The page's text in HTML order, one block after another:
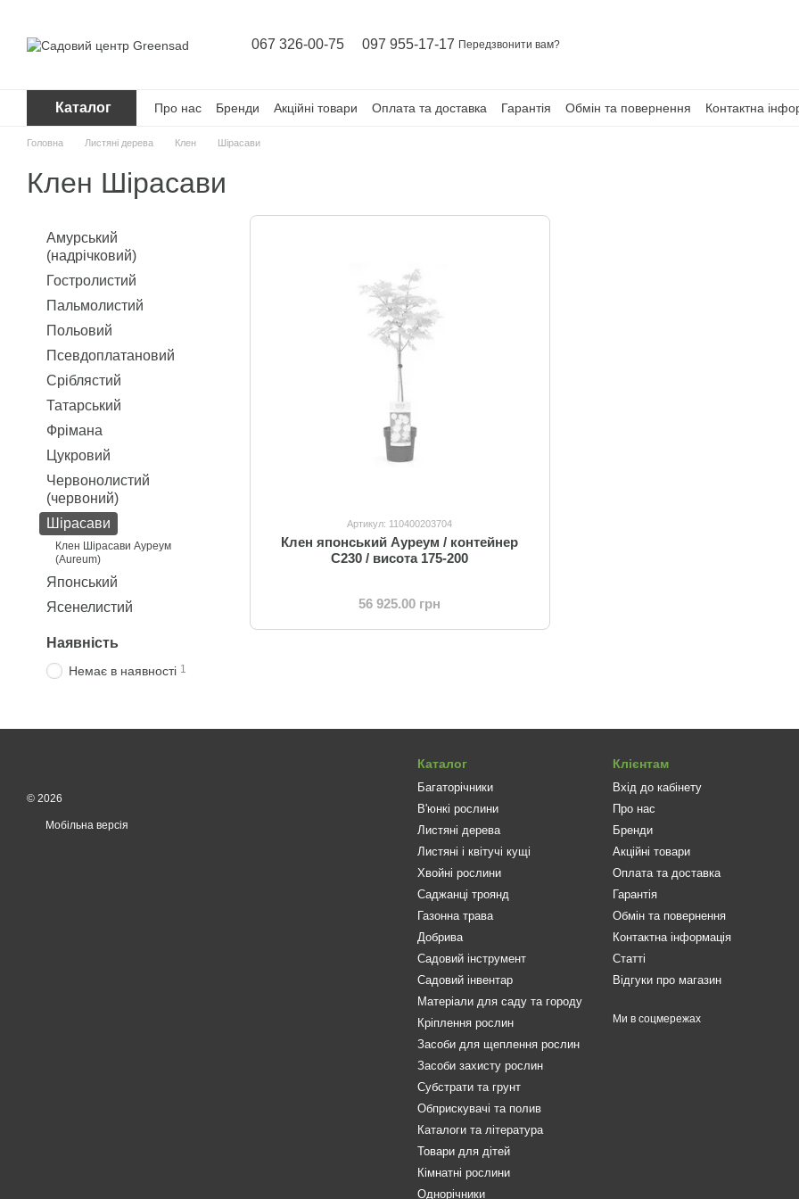
067 326-00-75 097 955-17-17 Передзвонити вам?
Каталог Про нас Бренди Акційні товари Оплата та доставка Гарантія Обмін та повернення Контактна
Головна Листяні дерева Клен Шірасави
Клен Шірасави
Артикул: 110400203704
Клен японський Ауреум / контейнер
C230 / висота 175-200
56 925.00 грн
Амурський
(надрічковий)
Гостролистий
Пальмолистий
Польовий
Псевдоплатановий
Сріблястий
Татарський
Фрімана
Цукровий
Червонолистий
(червоний)
Шірасави
Клен Шірасави Ауреум
(Aureum)
Японський
Ясенелистий
Наявність
Немає в наявності 1
© 2026
Мобільна версія
Каталог
Багаторічники
В'юнкі рослини
Листяні дерева
Листяні і квітучі кущі
Хвойні рослини
Саджанці троянд
Газонна трава
Добрива
Садовий інструмент
Садовий інвентар
Матеріали для саду та городу
Кріплення рослин
Засоби для щеплення рослин
Засоби захисту рослин
Субстрати та грунт
Обприскувачі та полив
Каталоги та література
Товари для дітей
Кімнатні рослини
Однорічники
Клієнтам
Вхід до кабінету
Про нас
Бренди
Акційні товари
Оплата та доставка
Гарантія
Обмін та повернення
Контактна інформація
Статті
Відгуки про магазин
Ми в соцмережах